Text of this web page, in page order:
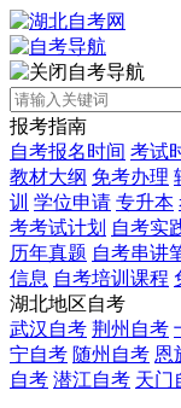
自考导航
报考指南
自考报名时间 考试
教材大纲 免考办理
训 学位申请 专升本
考考试计划 自考实
历年真题 自考串讲
信息 自考培训课程
湖北地区自考
武汉自考 荆州自考
宁自考 随州自考 恩
自考 潜江自考 天门